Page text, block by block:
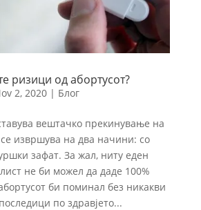
ризици од абортусот?
2, 2020| Блог
вештачко прекинување на
извршува на два начини: со
зафат. За жал, ниту еден
не би можел да даде 100%
би поминал без никакви
по здравјето...